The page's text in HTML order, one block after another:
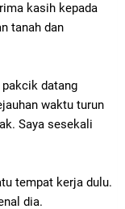
kasih kepada
tanah dan
pakcik datang
waktu turun
Saya sesekali
tempat kerja dulu.
dia.